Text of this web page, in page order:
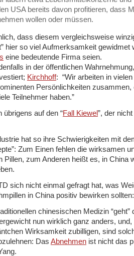
USA bereits davon profitieren, dass
wollen oder müssen.
dass diesem vergleichsweise
hier so viel Aufmerksamkeit gewidmet
eine bedeutende Firma seien.
in der öffentlichen
Kirchhoff: “Wir arbeiten in
Persönlichkeiten zusammen,
Teilnehmer haben.”
übrigens auf den “Fall Kiewel”, der
hat so ihre Schwierigkeiten mit
Zum Einen fehlen die wirksamen
Pillen, zum Anderen heißt es, in China
sich nicht einmal gefragt hat, was
in China positiv bewirken sollten:
chinesischen Medizin “geht”
nun wirklich ganz anders,
Wirksamkeit zubilligen, sind
Das Abnehmen ist nicht das